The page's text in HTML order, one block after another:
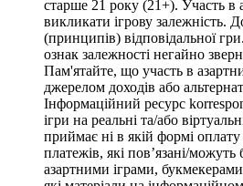
старше 21 року (21+). Участь в
викликати ігрову залежність.
(принципів) відповідальної
ознак залежності негайно
Пам'ятайте, що участь в
джерелом доходів або
Інформаційний ресурс
ігри на реальні та/або
приймає ні в якій формі
платежів, які пов’язані/можуть
азартними іграми,